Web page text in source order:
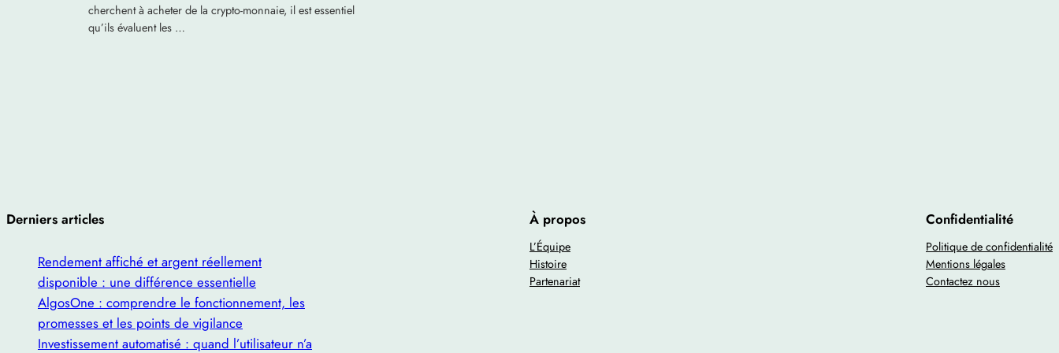
cherchent à acheter de la crypto-monnaie, il est essentiel
qu’ils évaluent les …
Derniers articles
Rendement affiché et argent réellement
disponible : une différence essentielle
AlgosOne : comprendre le fonctionnement, les
promesses et les points de vigilance
Investissement automatisé : quand l’utilisateur n’a
À propos
L’Équipe
Histoire
Partenariat
Confidentialité
Politique de confidentialité
Mentions légales
Contactez nous